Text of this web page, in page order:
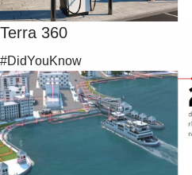
Terra 360
#DidYouKnow